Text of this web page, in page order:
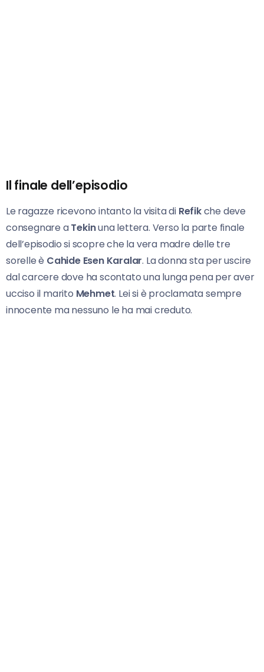
Il finale dell’episodio
Le ragazze ricevono intanto la visita di Refikche deve
consegnare aTekinuna lettera. Verso la parte finale
dell’episodio si scopre che la vera madre delle tre
sorelle è Cahide Esen Karalar. La donna sta per uscire
dal carcere dove ha scontato una lunga pena per aver
ucciso il marito Mehmet. Lei si è proclamata sempre
innocente ma nessuno le ha mai creduto.